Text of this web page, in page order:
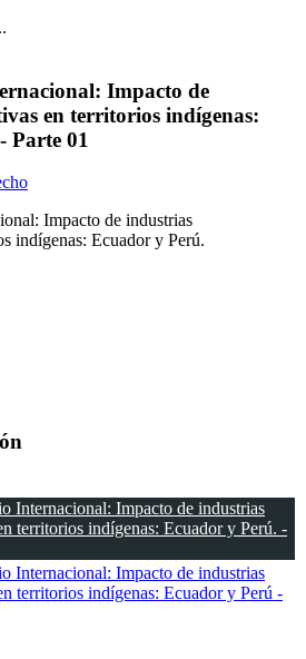
Impacto de
en territorios indígenas:
Parte 01
Impacto de industrias
indígenas: Ecuador y Perú.
Internacional: Impacto de industrias
territorios indígenas: Ecuador y Perú. -
Internacional: Impacto de industrias
territorios indígenas: Ecuador y Perú -